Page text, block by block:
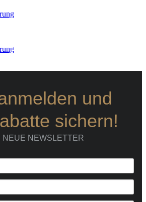
und
sichern!
NEUE NEWSLETTER